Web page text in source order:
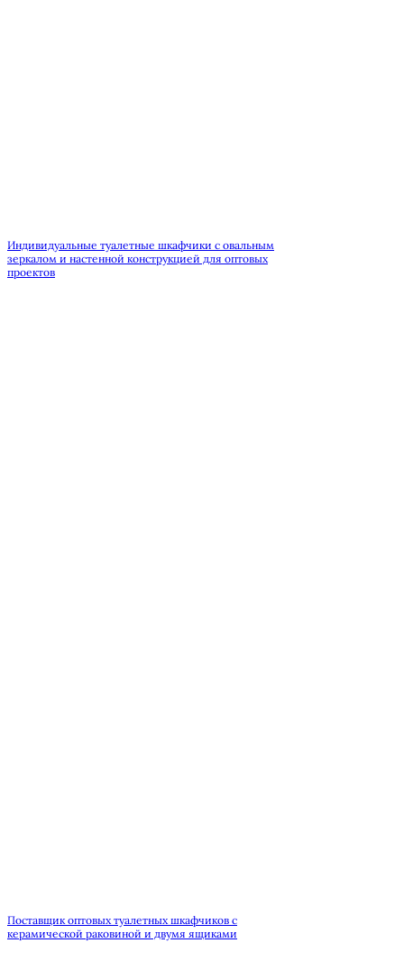
Индивидуальные туалетные шкафчики с овальным
зеркалом и настенной конструкцией для оптовых
проектов
Поставщик оптовых туалетных шкафчиков с
керамической раковиной и двумя ящиками